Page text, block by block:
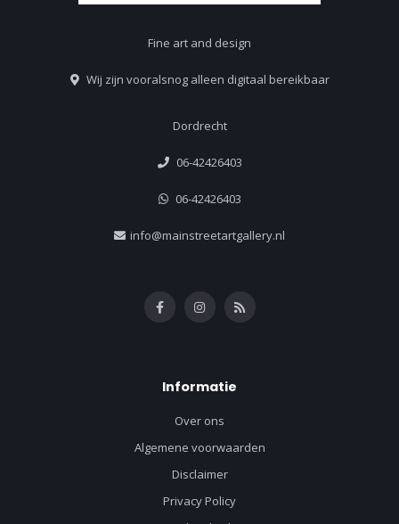
Fine art and design
Wij zijn vooralsnog alleen digitaal bereikbaar
Dordrecht
06-42426403
06-42426403
info@mainstreetartgallery.nl
Informatie
Over ons
Algemene voorwaarden
Disclaimer
Privacy Policy